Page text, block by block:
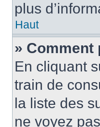
plus
Haut
» Comment
En cliquant
train de
la liste des
ne voyez